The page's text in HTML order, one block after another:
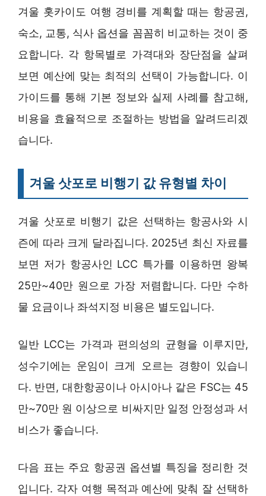
겨울 홋카이도 여행 경비를 계획할 때는 항공권,
숙소, 교통, 식사 옵션을 꼼꼼히 비교하는 것이 중
요합니다. 각 항목별로 가격대와 장단점을 살펴
보면 예산에 맞는 최적의 선택이 가능합니다. 이
가이드를 통해 기본 정보와 실제 사례를 참고해,
비용을 효율적으로 조절하는 방법을 알려드리겠
습니다.
겨울 삿포로 비행기 값 유형별 차이
겨울 삿포로 비행기 값은 선택하는 항공사와 시
즌에 따라 크게 달라집니다. 2025년 최신 자료를
보면 저가 항공사인 LCC 특가를 이용하면 왕복
25만~40만 원으로 가장 저렴합니다. 다만 수하
물 요금이나 좌석지정 비용은 별도입니다.
일반 LCC는 가격과 편의성의 균형을 이루지만,
성수기에는 운임이 크게 오르는 경향이 있습니
다. 반면, 대한항공이나 아시아나 같은 FSC는 45
만~70만 원 이상으로 비싸지만 일정 안정성과 서
비스가 좋습니다.
다음 표는 주요 항공권 옵션별 특징을 정리한 것
입니다. 각자 여행 목적과 예산에 맞춰 잘 선택하